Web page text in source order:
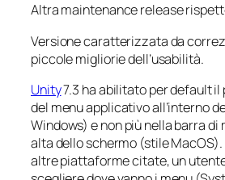
Altramaintenance release
Versione caratterizzata da
piccole migliorie dell’usabilità.
Unity7.3 ha abilitato per default
del menu applicativo all’interno
Windows) e non più nella barra di
alta dello schermo (stile
altre piattaforme citate, un